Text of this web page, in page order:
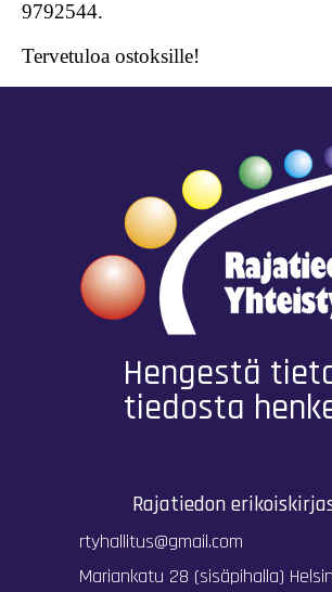
9792544.
Tervetuloa ostoksille!
Hengestä
tiedosta
Rajatiedon
rtyhallitus@gmail.com
Mariankatu 28 (sisäpihalla)